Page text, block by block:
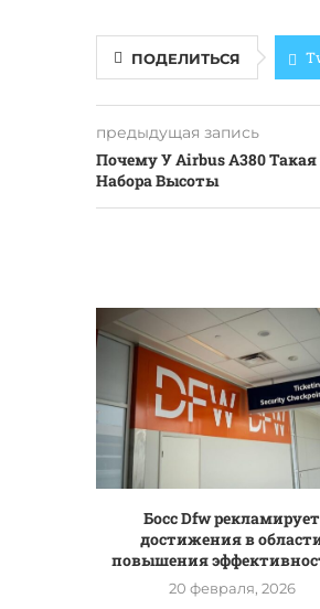
ПОДЕЛИТЬСЯ
предыдущая запись
Почему У Airbus A380
Набора Высоты
Босс Dfw рекламирует
достижения в
повышения
20 февраля, 2026